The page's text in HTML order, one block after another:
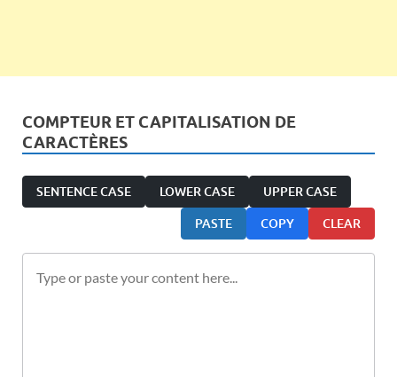
COMPTEUR ET CAPITALISATION DE
CARACTÈRES
SENTENCE CASE LOWER CASE UPPER CASE
PASTE COPY CLEAR